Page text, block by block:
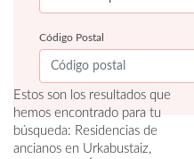
Código Postal
Estos son los resultados que
hemos encontrado para tu
búsqueda: Residencias de
ancianos en Urkabustaiz,